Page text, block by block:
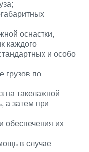
оснастки,
каждого
и особо
грузов по
на такелажной
а затем при
обеспечения их
в случае